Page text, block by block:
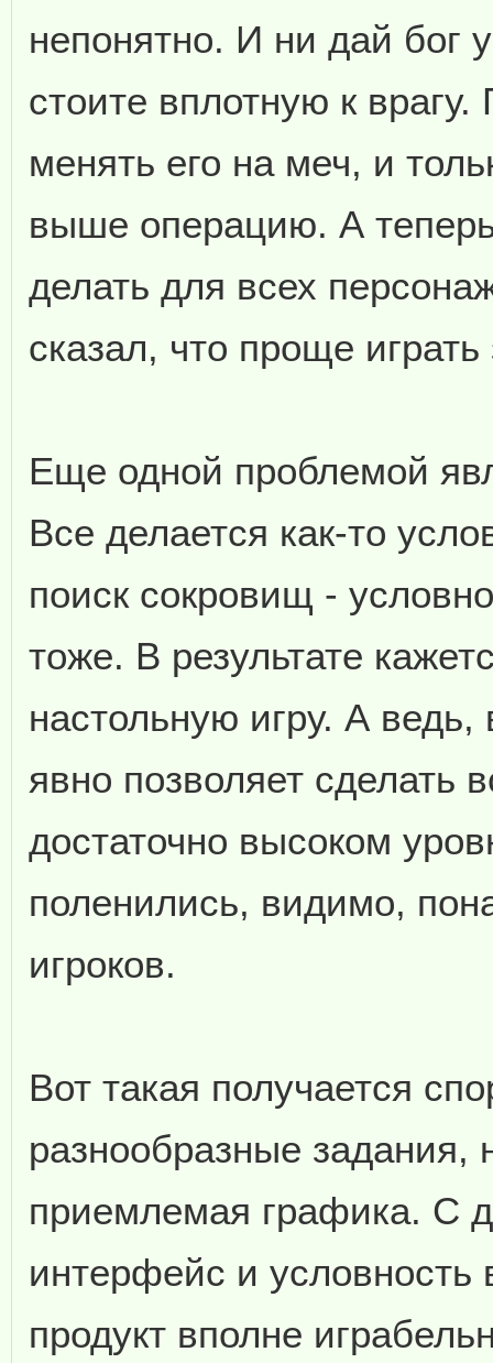
непонятно. И ни дай бог
стоите вплотную к
менять его на меч, и
выше операцию. А теперь
делать для всех
сказал, что проще играть
Еще одной проблемой
Все делается как-то
поиск сокровищ -
тоже. В результате
настольную игру. А
явно позволяет сделать
достаточно высоком
поленились, видимо,
игроков.
Вот такая получается
разнообразные задания,
приемлемая графика. С
интерфейс и условность
продукт вполне